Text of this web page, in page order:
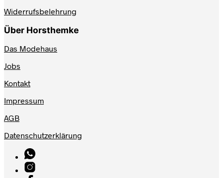
Widerrufsbelehrung
Über Horsthemke
Das Modehaus
Jobs
Kontakt
Impressum
AGB
Datenschutzerklärung